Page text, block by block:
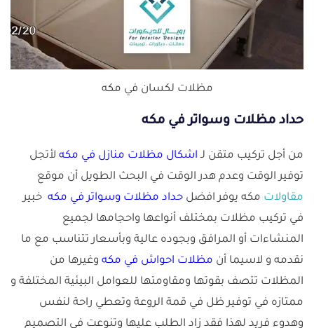
مظلات لكسان في مكه
حداد مظلات وسواتر في مكه
من أجل تركيب متقن لـ اشكال مظلات منازل في مكه لأتجل
توفير الوقت وعدم هدر الوقت في البحث الطويل أن موقع
مقاولات مكه يوفر افضل حداد مظلات وسواتر في مكه خبير
في تركيب مظلات بمختلف أنواعها واحجامها لجميع
المنشاءات أو المرافق وبجوده عالية وبأسعار تتناسب مع ما
نقدمه و لاسيما أن مظلات احواش في مكه وغيرها من
المظلات تتصف بقوتها ومقاومتها للعوامل البيئية المختلفة و
ممتازه في توفير ظل في قمة الروعة وتعطي راحة لنفس
وهدوء فريد لهذا فقد زاد الطلب عليها وتنوعت في التصميم